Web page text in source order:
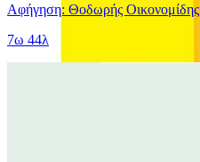
Αφήγηση: Θοδωρής Οικονομίδης
7ω 44λ